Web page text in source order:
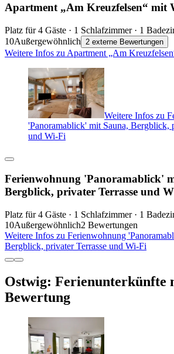
Apartment „Am Kreuzfelsen“ mit
Platz für 4 Gäste · 1 Schlafzimmer · 1
10Außergewöhnlich 2 externe Bewertungen
Weitere Infos zu Apartment „Am
Weitere Infos zu
'Panoramablick' mit Sauna, Bergblick,
und Wi-Fi
Ferienwohnung 'Panoramablick'
Bergblick, privater Terrasse und
Platz für 4 Gäste · 1 Schlafzimmer · 1
10Außergewöhnlich2 Bewertungen
Weitere Infos zu Ferienwohnung
Bergblick, privater Terrasse und Wi-Fi
Ostwig: Ferienunterkünfte
Bewertung